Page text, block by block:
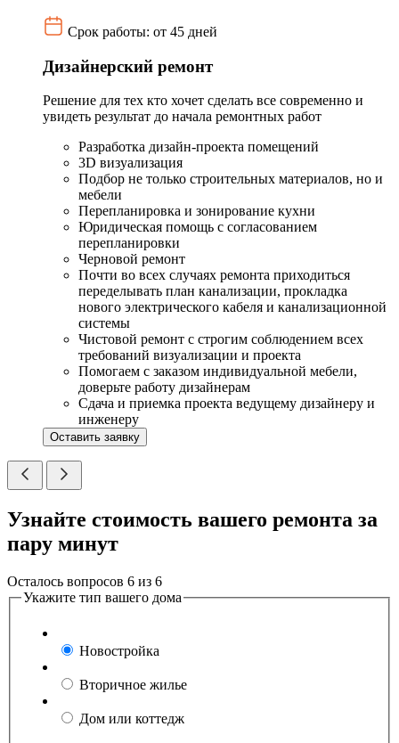
Срок работы: от 45 дней
Дизайнерский ремонт
Решение для тех кто хочет сделать все современно и
увидеть результат до начала ремонтных работ
Разработка дизайн-проекта помещений
3D визуализация
Подбор не только строительных материалов, но и
мебели
Перепланировка и зонирование кухни
Юридическая помощь с согласованием
перепланировки
Черновой ремонт
Почти во всех случаях ремонта приходиться
переделывать план канализации, прокладка
нового электрического кабеля и канализационной
системы
Чистовой ремонт с строгим соблюдением всех
требований визуализации и проекта
Помогаем с заказом индивидуальной мебели,
доверьте работу дизайнерам
Сдача и приемка проекта ведущему дизайнеру и
инженеру
Оставить заявку
Узнайте стоимость вашего ремонта за
пару минут
Осталось вопросов 6 из 6
Укажите тип вашего дома
Новостройка
Вторичное жилье
Дом или коттедж